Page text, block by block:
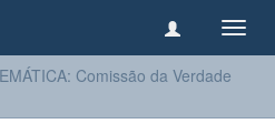
Comissão da Verdade